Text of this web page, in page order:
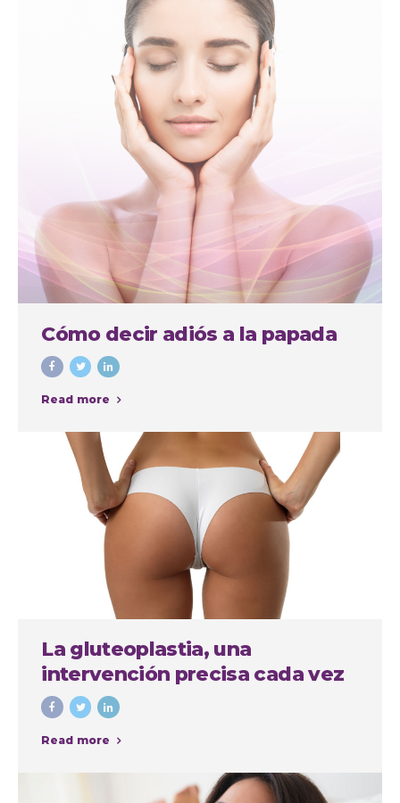
Cómo decir adiós a la papada
Read more
La gluteoplastia, una
intervención precisa cada vez
más demandada
Read more